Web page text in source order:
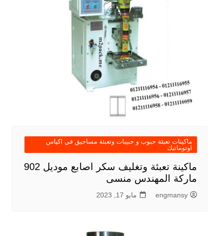
ماكينات تعبئة حبوب و حبيبات وتعبئة مساحيق في اكياس
اوتوماتيك
ماكينة تعبئة وتغليف سكر اصابع موديل 902
ماركة المهندس منسى
engmansy مايو 17, 2023